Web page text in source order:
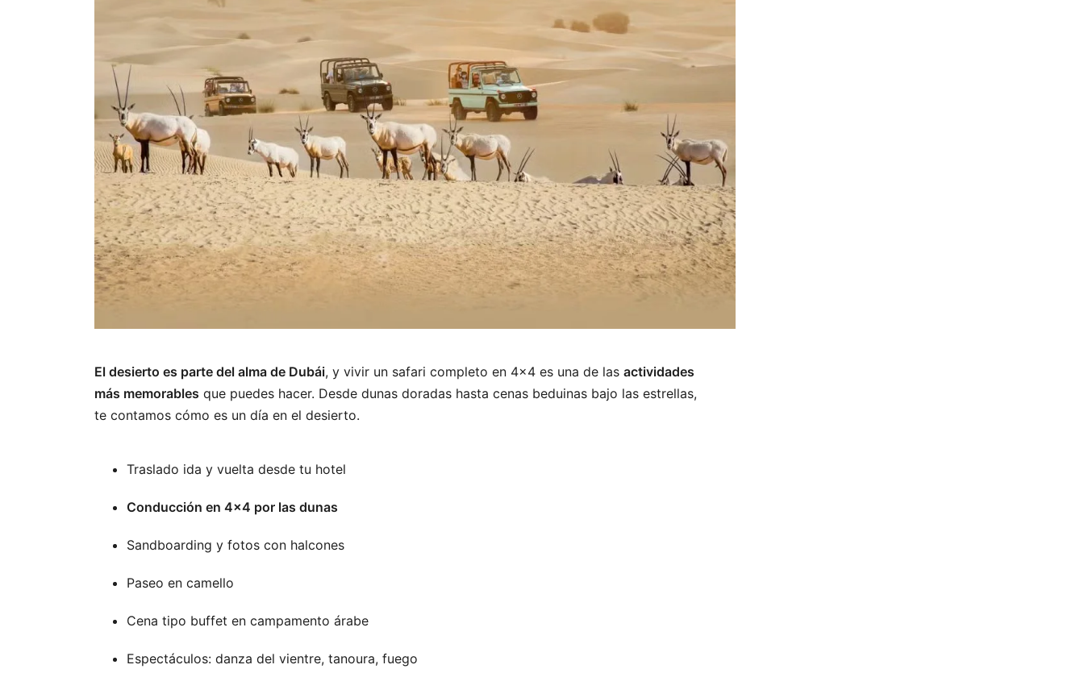
El desierto es parte del alma de Dubái, y vivir un safari completo en 4×4 es una de las actividades
más memorables que puedes hacer. Desde dunas doradas hasta cenas beduinas bajo las estrellas,
te contamos cómo es un día en el desierto.
Traslado ida y vuelta desde tu hotel
Conducción en 4×4 por las dunas
Sandboarding y fotos con halcones
Paseo en camello
Cena tipo buffet en campamento árabe
Espectáculos: danza del vientre, tanoura, fuego